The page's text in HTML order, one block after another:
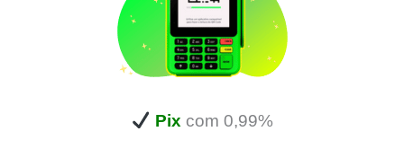
Pix com 0,99%